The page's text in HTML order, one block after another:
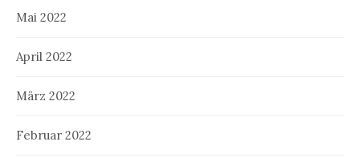
Mai 2022
April 2022
März 2022
Februar 2022